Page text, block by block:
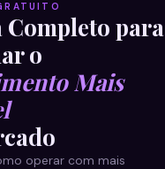
Completo para
o
Mais
operar com mais